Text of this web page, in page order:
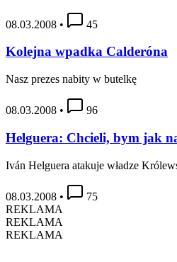
08.03.2008 • 45
Kolejna wpadka Calderóna
Nasz prezes nabity w butelkę
08.03.2008 • 96
Helguera: Chcieli, bym jak
Iván Helguera atakuje władze
08.03.2008 •
75
REKLAMA
REKLAMA
REKLAMA